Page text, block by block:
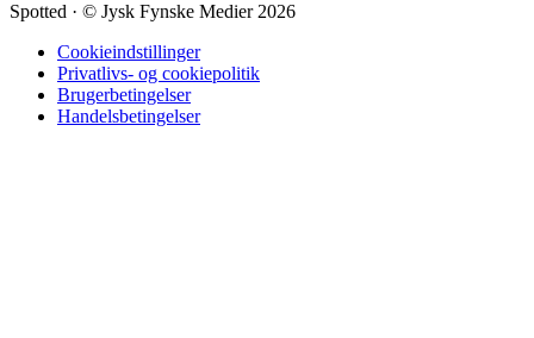
Spotted · © Jysk Fynske Medier 2026
Cookieindstillinger
Privatlivs- og cookiepolitik
Brugerbetingelser
Handelsbetingelser